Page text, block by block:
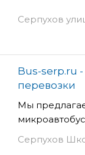
Серпухов
Bus-serp.ru
перевозки
Мы
Серпухов